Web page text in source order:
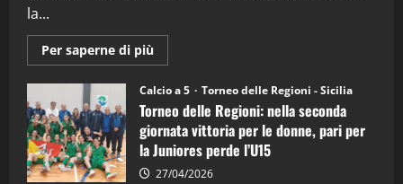
la...
Per saperne di più
informazioni
Torneo
delle
Regioni
di
calcio
a
5:
la
Calcio a 5 Torneo delle Regioni - Sicilia
Torneo delle Regioni: nella seconda
giornata vittoria per le donne, pari per
la Juniores perde l’U15
27/04/2026